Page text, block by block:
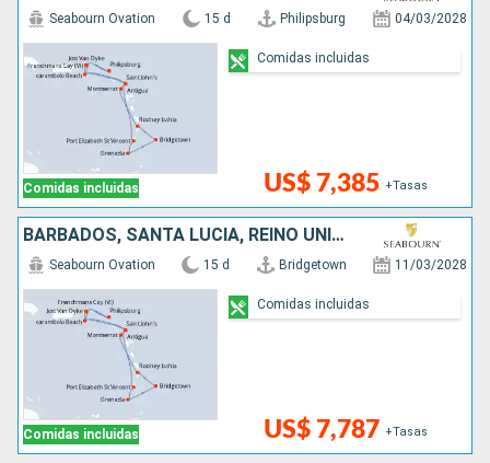
Comidas incluidas
Seabourn Ovation 15 d Philipsburg 04/03/2028
US$ 7,385 +Tasas
Comidas incluidas
BARBADOS, SANTA LUCIA, REINO UNIDO, ESTADOS UNIDOS, SAN MARTÍN, ANTIGUA Y BARBUDA, SAN VINCENT Y LAS GRANADINAS, GRENADA
Comidas incluidas
Seabourn Ovation 15 d Bridgetown 11/03/2028
US$ 7,787 +Tasas
Comidas incluidas